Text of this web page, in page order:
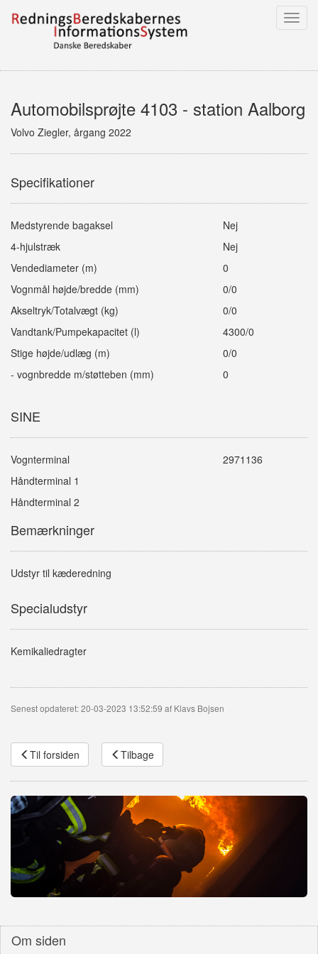
Automobilsprøjte 4103 - station Aalborg
Volvo Ziegler, årgang 2022
Specifikationer
Medstyrende bagaksel
4-hjulstræk
Vendediameter (m)
Vognmål højde/bredde (mm)
Akseltryk/Totalvægt (kg)
Vandtank/Pumpekapacitet (l)
Stige højde/udlæg (m)
- vognbredde m/støtteben (mm)
Nej
Nej
0
0/0
0/0
4300/0
0/0
0
SINE
Vognterminal
Håndterminal 1
Håndterminal 2
2971136
Bemærkninger
Udstyr til kæderedning
Specialudstyr
Kemikaliedragter
Senest opdateret: 20-03-2023 13:52:59 af Klavs Bojsen
Til forsiden Tilbage
Om siden